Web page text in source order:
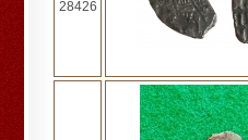
28426